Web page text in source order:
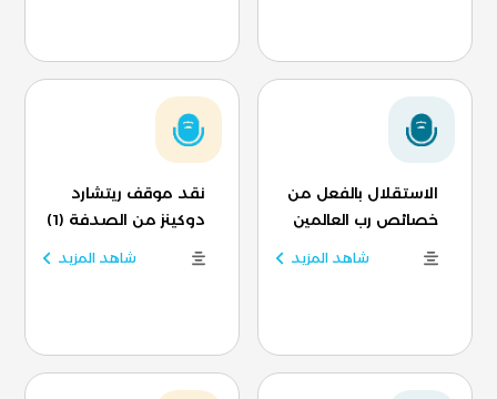
الاستقلال بالفعل من
خصائص رب العالمين
شاهد المزيد
نقد موقف ريتشارد
دوكينز من الصدفة (1)
شاهد المزيد